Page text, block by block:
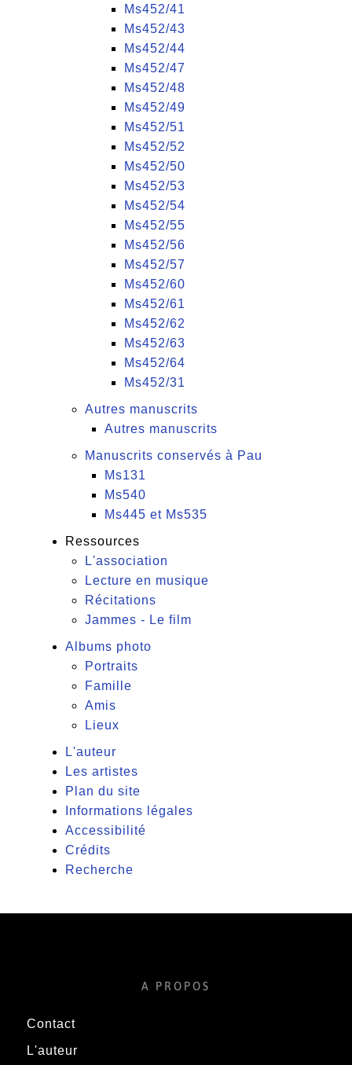
Ms452/41
Ms452/43
Ms452/44
Ms452/47
Ms452/48
Ms452/49
Ms452/51
Ms452/52
Ms452/50
Ms452/53
Ms452/54
Ms452/55
Ms452/56
Ms452/57
Ms452/60
Ms452/61
Ms452/62
Ms452/63
Ms452/64
Ms452/31
Autres manuscrits
Autres manuscrits
Manuscrits conservés à Pau
Ms131
Ms540
Ms445 et Ms535
Ressources
L'association
Lecture en musique
Récitations
Jammes - Le film
Albums photo
Portraits
Famille
Amis
Lieux
L'auteur
Les artistes
Plan du site
Informations légales
Accessibilité
Crédits
Recherche
A PROPOS
Contact
L'auteur